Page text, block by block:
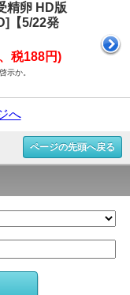
精卵 HD版
【5/22発
税188円)
示か。
へ
ページの先頭へ戻る